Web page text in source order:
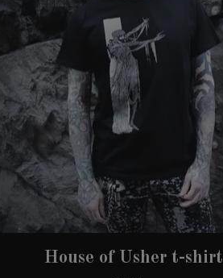
House of Usher t-shirt